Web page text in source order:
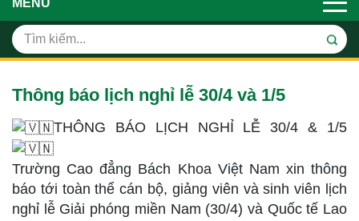
MENU
Thông báo lịch nghỉ lễ 30/4 và 1/5
THÔNG BÁO LỊCH NGHỈ LỄ 30/4 & 1/5
Trường Cao đẳng Bách Khoa Việt Nam xin thông
báo tới toàn thể cán bộ, giảng viên và sinh viên lịch
nghỉ lễ Giải phóng miền Nam (30/4) và Quốc tế Lao